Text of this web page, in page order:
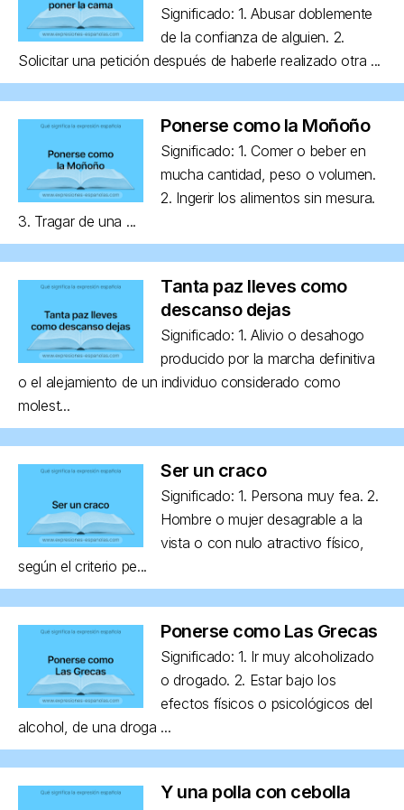
Significado: 1. Abusar doblemente
de la confianza de alguien. 2.
Solicitar una petición después de haberle realizado otra ...
Ponerse como la Moñoño
Significado: 1. Comer o beber en
mucha cantidad, peso o volumen.
2. Ingerir los alimentos sin mesura.
3. Tragar de una ...
Tanta paz lleves como
descanso dejas
Significado: 1. Alivio o desahogo
producido por la marcha definitiva
o el alejamiento de un individuo considerado como
molest...
Ser un craco
Significado: 1. Persona muy fea. 2.
Hombre o mujer desagrable a la
vista o con nulo atractivo físico,
según el criterio pe...
Ponerse como Las Grecas
Significado: 1. Ir muy alcoholizado
o drogado. 2. Estar bajo los
efectos físicos o psicológicos del
alcohol, de una droga ...
Y una polla con cebolla